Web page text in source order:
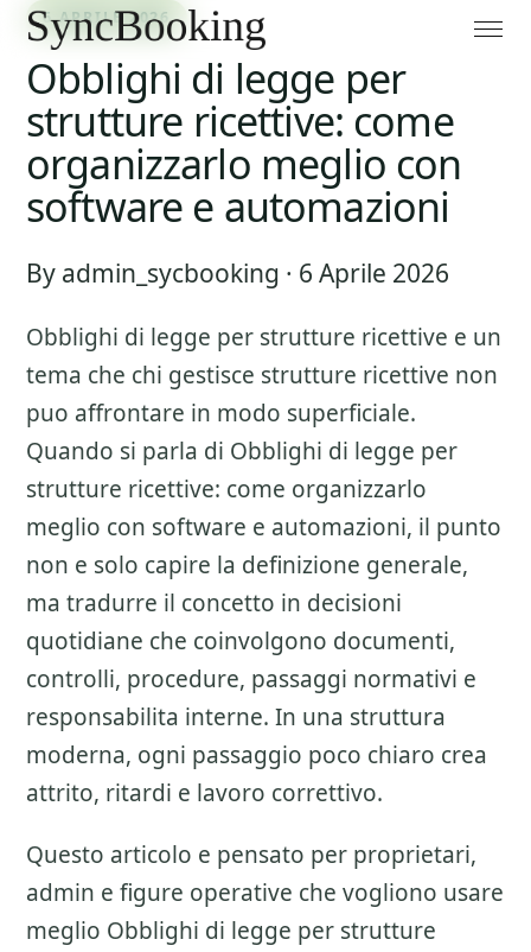
6 APRILE 2026
Obblighi di legge per
strutture ricettive: come
organizzarlo meglio con
software e automazioni
By admin_sycbooking · 6 Aprile 2026
Obblighi di legge per strutture ricettive e un
tema che chi gestisce strutture ricettive non
puo affrontare in modo superficiale.
Quando si parla di Obblighi di legge per
strutture ricettive: come organizzarlo
meglio con software e automazioni, il punto
non e solo capire la definizione generale,
ma tradurre il concetto in decisioni
quotidiane che coinvolgono documenti,
controlli, procedure, passaggi normativi e
responsabilita interne. In una struttura
moderna, ogni passaggio poco chiaro crea
attrito, ritardi e lavoro correttivo.
Questo articolo e pensato per proprietari,
admin e figure operative che vogliono usare
meglio Obblighi di legge per strutture